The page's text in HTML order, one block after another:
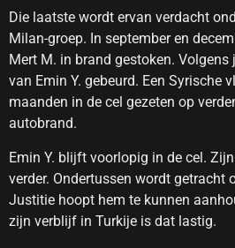
Die laatste wordt ervan verdacht
Milan-groep. In september en
Mert M. in brand gestoken.
van Emin Y. gebeurd. Een Syrische
maanden in de cel gezeten op
autobrand.
Emin Y. blijft voorlopig in de cel.
verder. Ondertussen wordt getracht
Justitie hoopt hem te kunnen
zijn verblijf in Turkije is dat lastig.